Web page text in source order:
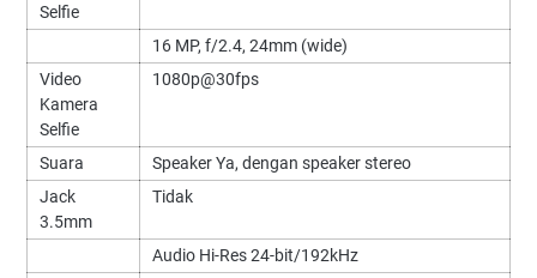
Selfie
16 MP, f/2.4, 24mm (wide)
Video
Kamera
Selfie
1080p@30fps
Suara
Speaker Ya, dengan speaker stereo
Jack
3.5mm
Tidak
Audio Hi-Res 24-bit/192kHz